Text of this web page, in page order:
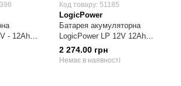
- 12Ah
Код товару: 51185
LogicPower
Батарея акумуляторна
LogicPower LP 12V 12Ah
LiFePO4 154Wh
2 274.00 грн
Немає в наявності